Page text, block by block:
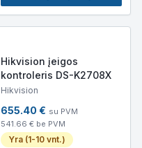
Hikvision įeigos
kontroleris DS-K2708X
Hikvision
655.40 € su PVM
541.66 € be PVM
Yra (1-10 vnt.)